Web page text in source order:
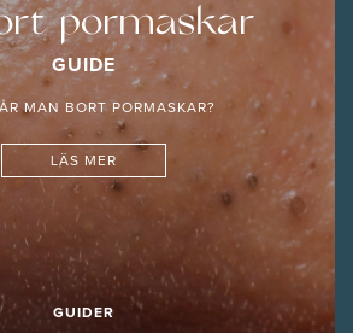
pormaskar
GUIDE
MAN BORT PORMASKAR?
LÄS MER
GUIDER